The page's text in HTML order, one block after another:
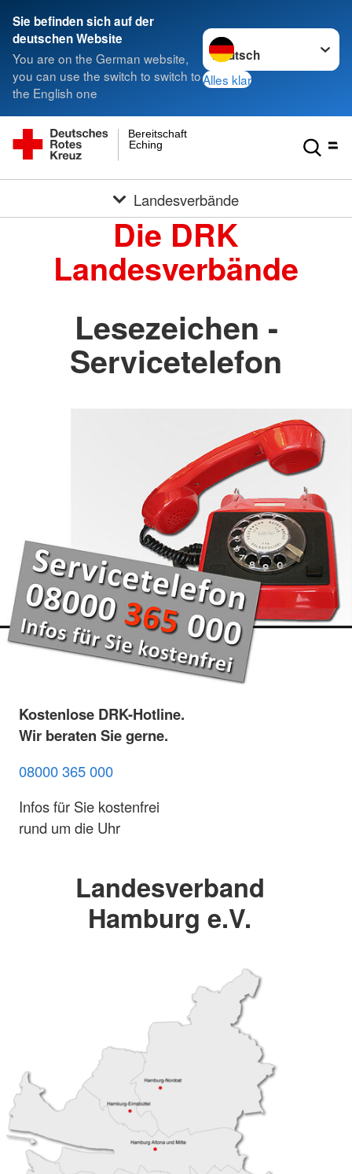
Sie befinden sich auf der
deutschen Website
You are on the German website,
you can use the switch to switch to
the English one
Sprache wechseln zu
Alles klar
Eching
Bereitschaft
Landesverbände
Die DRK
Landesverbände
Lesezeichen -
Servicetelefon
Kostenlose DRK-Hotline.
Wir beraten Sie gerne.
08000 365 000
Infos für Sie kostenfrei
rund um die Uhr
Landesverband
Hamburg e.V.